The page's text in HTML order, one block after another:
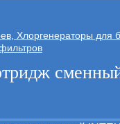
Хлоргенераторы для